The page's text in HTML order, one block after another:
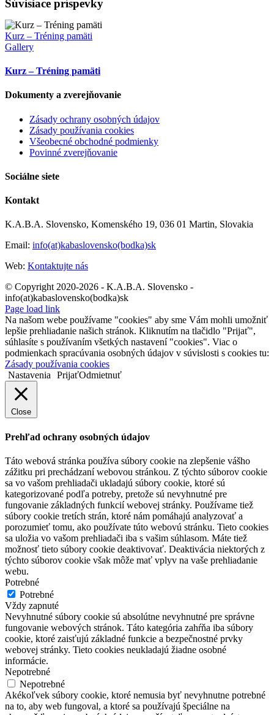
Súvisiace príspevky
Kurz – Tréning pamäti
Gallery
Kurz – Tréning pamäti
Dokumenty a zverejňovanie
Zásady ochrany osobných údajov
Zásady používania cookies
Všeobecné obchodné podmienky
Povinné zverejňovanie
Sociálne siete
Kontakt
K.A.B.A. Slovensko, Komenského 19, 036 01 Martin, Slovakia
Email: info(at)kabaslovensko(bodka)sk
Web: Kontaktujte nás
© Copyright 2020-2026 - K.A.B.A. Slovensko -
info(at)kabaslovensko(bodka)sk
Page load link
Na našom webe používame "cookies" aby sme Vám mohli umožniť
lepšie prehliadanie našich stránok. Kliknutím na tlačidlo "Prijať",
súhlasíte s používaním všetkých nastavení "cookies". Viac o
podmienkach spracúvania osobných údajov v súvislosti s cookies tu:
Zásady používania cookies
Nastavenia PrijaťOdmietnuť
Close
Prehľad ochrany osobných údajov
Táto webová stránka používa súbory cookie na zlepšenie vášho
zážitku pri prechádzaní webovou stránkou. Z týchto súborov cookie
sa vo vašom prehliadači ukladajú súbory cookie, ktoré sú
kategorizované podľa potreby, pretože sú nevyhnutné pre
fungovanie základných funkcií webovej stránky. Používame tiež
súbory cookie tretích strán, ktoré nám pomáhajú analyzovať a
porozumieť tomu, ako používate túto webovú stránku. Tieto cookies
sa uložia vo vašom prehliadači iba s vašim súhlasom. Máte tiež
možnosť tieto súbory cookie deaktivovať. Deaktivácia niektorých z
týchto súborov cookie však môže mať vplyv na vaše prehliadanie
webu.
Potrebné
Potrebné
Vždy zapnuté
Nevyhnutné súbory cookie sú absolútne nevyhnutné pre správne
fungovanie webových stránok. Táto kategória zahŕňa iba súbory
cookie, ktoré zaisťujú základné funkcie a bezpečnostné prvky
webovej stránky. Tieto cookies neukladajú žiadne osobné
informácie.
Nepotrebné
Nepotrebné
Akékoľvek súbory cookie, ktoré nemusia byť nevyhnutne potrebné
na to, aby web fungoval, a ktoré sa používajú špeciálne na